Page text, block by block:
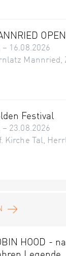
– 16.08.2026
Mannried,
Festival
– 23.08.2026
Kirche Tal,
HOOD -